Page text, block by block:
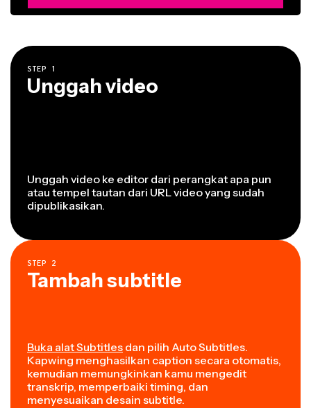
STEP 1
Unggah video
Unggah video ke editor dari perangkat apa pun
atau tempel tautan dari URL video yang sudah
dipublikasikan.
STEP 2
Tambah subtitle
Buka alat Subtitles dan pilih Auto Subtitles.
Kapwing menghasilkan caption secara otomatis,
kemudian memungkinkan kamu mengedit
transkrip, memperbaiki timing, dan
menyesuaikan desain subtitle.